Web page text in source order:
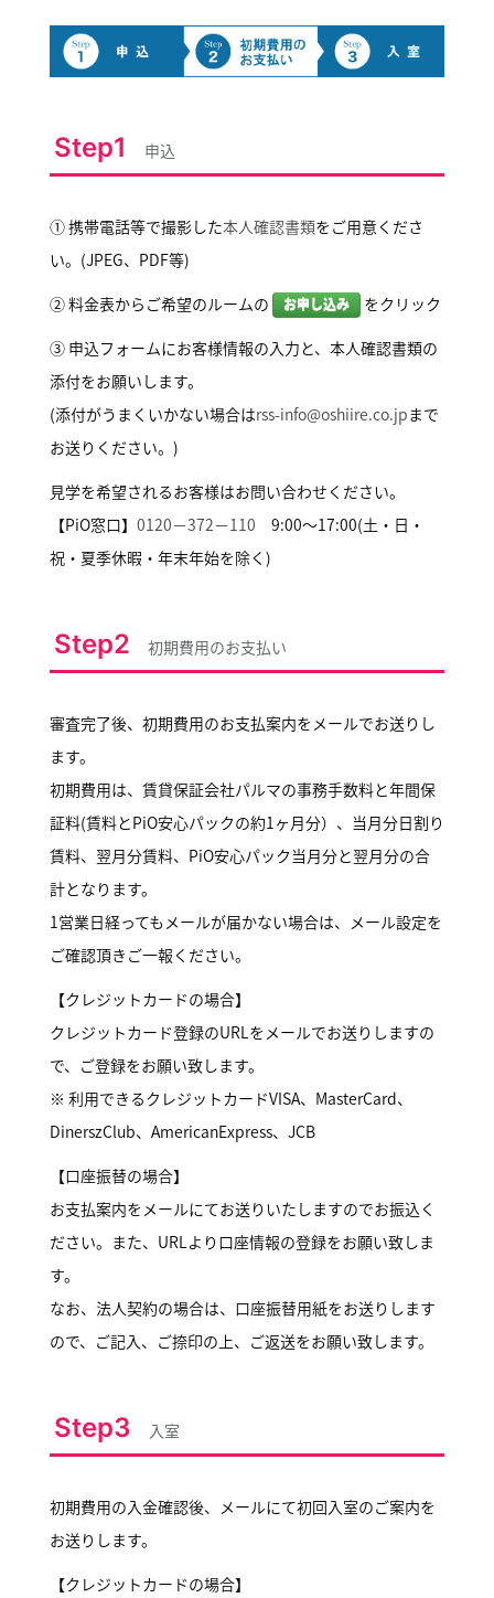
Step1 申込
① 携帯電話等で撮影した本人確認書類をご用意くださ
い。(JPEG、PDF等)
② 料金表からご希望のルームの
お申し込み をクリック
③ 申込フォームにお客様情報の入力と、本人確認書類の
添付をお願いします。
(添付がうまくいかない場合はrss-info@oshiire.co.jpまで
お送りください。)
見学を希望されるお客様はお問い合わせください。
【PiO窓口】 0120－372－110 9:00～17:00(土・日・
祝・夏季休暇・年末年始を除く)
Step2 初期費用のお支払い
審査完了後、初期費用のお支払案内をメールでお送りし
ます。
初期費用は、賃貸保証会社パルマの事務手数料と年間保
証料(賃料とPiO安心パックの約1ヶ月分）、当月分日割り
賃料、翌月分賃料、PiO安心パック当月分と翌月分の合
計となります。
1営業日経ってもメールが届かない場合は、メール設定を
ご確認頂きご一報ください。
【クレジットカードの場合】
クレジットカード登録のURLをメールでお送りしますの
で、ご登録をお願い致します。
※ 利用できるクレジットカードVISA、MasterCard、
DinerszClub、AmericanExpress、JCB
【口座振替の場合】
お支払案内をメールにてお送りいたしますのでお振込く
ださい。また、URLより口座情報の登録をお願い致しま
す。
なお、法人契約の場合は、口座振替用紙をお送りします
ので、ご記入、ご捺印の上、ご返送をお願い致します。
Step3 入室
初期費用の入金確認後、メールにて初回入室のご案内を
お送りします。
【クレジットカードの場合】